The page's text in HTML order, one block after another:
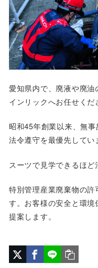
愛知県内で、廃液や廃
インリックへお任せくだ
昭和45年創業以来、無
法令遵守を最優先してい
スーツで見学できるほど
特別管理産業廃棄物の
す。お客様の安全と環
提案します。